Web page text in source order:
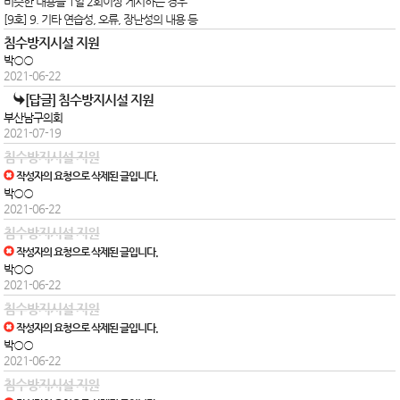
[9호] 9. 기타 연습성, 오류, 장난성의 내용 등
침수방지시설 지원
박○○
2021-06-22
[답글] 침수방지시설 지원
부산남구의회
2021-07-19
침수방지시설 지원
작성자의 요청으로 삭제된 글입니다.
박○○
2021-06-22
침수방지시설 지원
작성자의 요청으로 삭제된 글입니다.
박○○
2021-06-22
침수방지시설 지원
작성자의 요청으로 삭제된 글입니다.
박○○
2021-06-22
침수방지시설 지원